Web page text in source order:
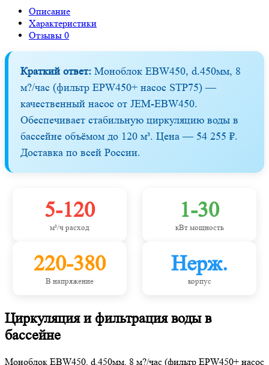
Описание
Характеристики
Отзывы 0
Краткий ответ: Моноблок EBW450, d.450мм, 8
м?/час (фильтр EPW450+ насос STP75) —
качественный насос от JEM-EBW450.
Обеспечивает стабильную циркуляцию воды в
бассейне объёмом до 120 м³. Цена — 54 255 ₽.
Доставка по всей России.
5-120
м³/ч расход
1-30
кВт мощность
220-380
В напряжение
Нерж.
корпус
Циркуляция и фильтрация воды в
бассейне
Моноблок EBW450, d.450мм, 8 м?/час (фильтр EPW450+ насос